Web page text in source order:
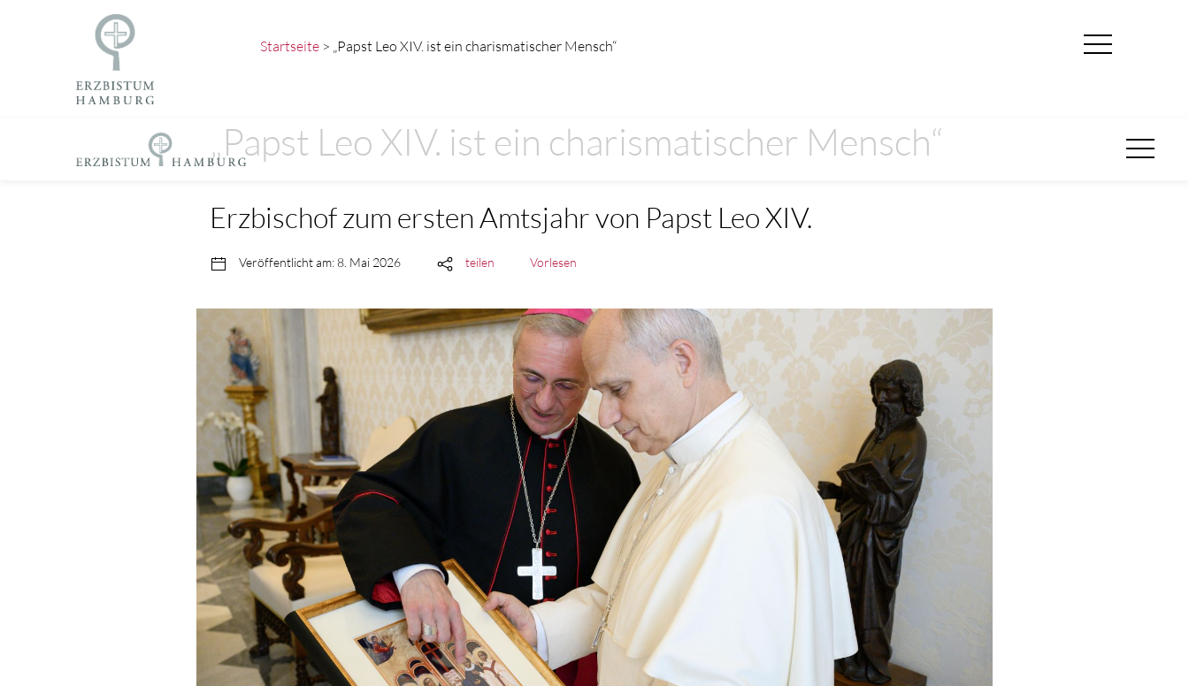
Startseite > „Papst Leo XIV. ist ein charismatischer Mensch“
„Papst Leo XIV. ist ein charismatischer Mensch“
Erzbischof zum ersten Amtsjahr von Papst Leo XIV.
Veröffentlicht am: 8. Mai 2026 teilen Vorlesen